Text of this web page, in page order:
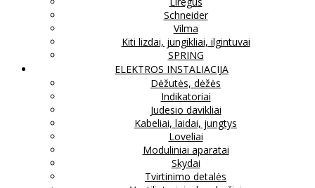
Schneider
Vilma
Kiti lizdai, jungikliai, ilgintuvai
SPRING
ELEKTROS INSTALIACIJA
Dėžutės, dėžės
Indikatoriai
Judesio davikliai
Kabeliai, laidai, jungtys
Loveliai
Moduliniai aparatai
Skydai
Tvirtinimo detalės